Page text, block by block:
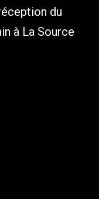
du
à La Source